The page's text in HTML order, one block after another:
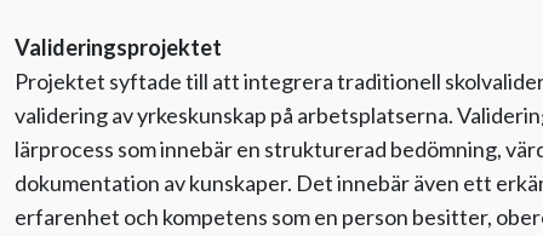
Valideringsprojektet
Projektet syftade till att integrera traditionell
validering av yrkeskunskap på arbetsplatserna.
lärprocess som innebär en strukturerad bedömning,
dokumentation av kunskaper. Det innebär även ett
erfarenhet och kompetens som en person besitter,